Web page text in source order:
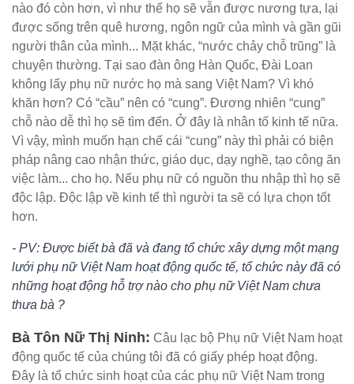
nào đó còn hơn, vì như thế họ sẽ vẫn được nương tựa, lại
được sống trên quê hương, ngôn ngữ của mình và gần gũi
người thân của mình... Mặt khác, “nước chảy chỗ trũng” là
chuyện thường. Tại sao đàn ông Hàn Quốc, Đài Loan
không lấy phụ nữ nước họ mà sang Việt Nam? Vì khó
khăn hơn? Có “cầu” nên có “cung”. Đương nhiên “cung”
chỗ nào dễ thì họ sẽ tìm đến. Ở đây là nhân tố kinh tế nữa.
Vì vậy, mình muốn hạn chế cái “cung” này thì phải có biện
pháp nâng cao nhận thức, giáo dục, dạy nghề, tạo công ăn
việc làm... cho họ. Nếu phụ nữ có nguồn thu nhập thì họ sẽ
độc lập. Độc lập về kinh tế thì người ta sẽ có lựa chọn tốt
hơn.
- PV: Được biết bà đã và đang tổ chức xây dựng một mạng
lưới phụ nữ Việt Nam hoạt động quốc tế, tổ chức này đã có
những hoạt động hỗ trợ nào cho phụ nữ Việt Nam chưa
thưa bà ?
Bà Tôn Nữ Thị Ninh: Câu lạc bộ Phụ nữ Việt Nam hoạt
động quốc tế của chúng tôi đã có giấy phép hoạt động.
Đây là tổ chức sinh hoạt của các phụ nữ Việt Nam trong